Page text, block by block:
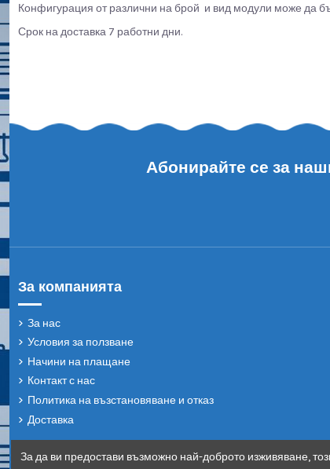
Конфигурация от различни на брой и вид модули може да
Срок на доставка 7 работни дни.
Абонирайте се за
За компанията
За нас
Условия за ползване
Начини на плащане
Контакт с нас
Политика на възстановяване и отказ
Доставка
За да ви предостави възможно най-доброто изживяване,